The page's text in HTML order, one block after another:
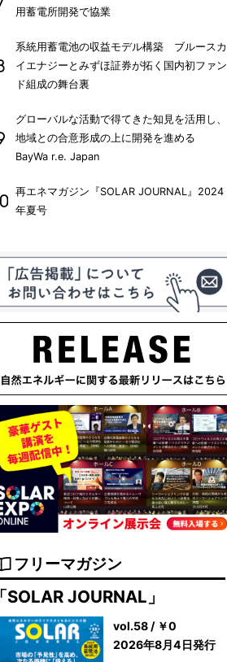
用蓄電所開発で協業
系統用蓄電池の収益モデル構築 ブルースカ
イエナジーとみずほ証券が拓く国内初ファン
ド組成の舞台裏
グローバルな活動で得てきた知見を活用し、
地域との合意形成の上に開発を進める
BayWa r.e. Japan
再エネマガジン『SOLAR JOURNAL』2024
年夏号
フリーマガジン
「SOLAR JOURNAL」
vol.58 / ￥0
2026年8月4日発行